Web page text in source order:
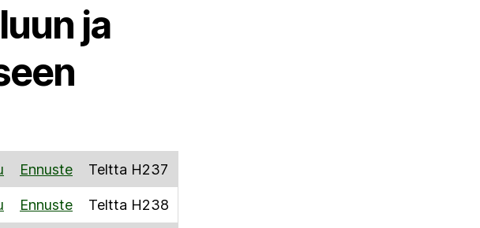
ja
Ennuste Teltta H237
Ennuste Teltta H238